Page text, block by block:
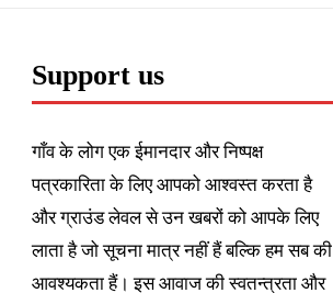
Support us
गाँव के लोग एक ईमानदार और निष्पक्ष
पत्रकारिता के लिए आपको आश्वस्त करता है
और ग्राउंड लेवल से उन खबरों को आपके लिए
लाता है जो सूचना मात्र नहीं हैं बल्कि हम सब की
आवश्यकता हैं। इस आवाज की स्वतन्त्रता और